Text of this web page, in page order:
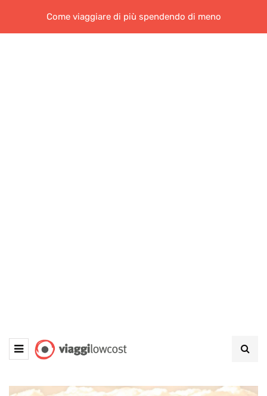
Come viaggiare di più spendendo di meno